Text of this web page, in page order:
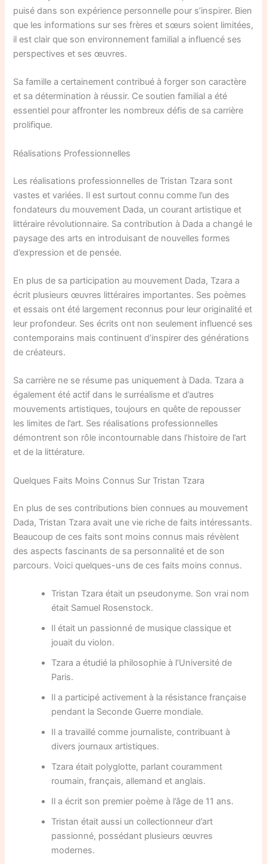
puisé dans son expérience personnelle pour s’inspirer. Bien
que les informations sur ses frères et sœurs soient limitées,
il est clair que son environnement familial a influencé ses
perspectives et ses œuvres.
Sa famille a certainement contribué à forger son caractère
et sa détermination à réussir. Ce soutien familial a été
essentiel pour affronter les nombreux défis de sa carrière
prolifique.
Réalisations Professionnelles
Les réalisations professionnelles de Tristan Tzara sont
vastes et variées. Il est surtout connu comme l’un des
fondateurs du mouvement Dada, un courant artistique et
littéraire révolutionnaire. Sa contribution à Dada a changé le
paysage des arts en introduisant de nouvelles formes
d’expression et de pensée.
En plus de sa participation au mouvement Dada, Tzara a
écrit plusieurs œuvres littéraires importantes. Ses poèmes
et essais ont été largement reconnus pour leur originalité et
leur profondeur. Ses écrits ont non seulement influencé ses
contemporains mais continuent d’inspirer des générations
de créateurs.
Sa carrière ne se résume pas uniquement à Dada. Tzara a
également été actif dans le surréalisme et d’autres
mouvements artistiques, toujours en quête de repousser
les limites de l’art. Ses réalisations professionnelles
démontrent son rôle incontournable dans l’histoire de l’art
et de la littérature.
Quelques Faits Moins Connus Sur Tristan Tzara
En plus de ses contributions bien connues au mouvement
Dada, Tristan Tzara avait une vie riche de faits intéressants.
Beaucoup de ces faits sont moins connus mais révèlent
des aspects fascinants de sa personnalité et de son
parcours. Voici quelques-uns de ces faits moins connus.
Tristan Tzara était un pseudonyme. Son vrai nom
était Samuel Rosenstock.
Il était un passionné de musique classique et
jouait du violon.
Tzara a étudié la philosophie à l’Université de
Paris.
Il a participé activement à la résistance française
pendant la Seconde Guerre mondiale.
Il a travaillé comme journaliste, contribuant à
divers journaux artistiques.
Tzara était polyglotte, parlant couramment
roumain, français, allemand et anglais.
Il a écrit son premier poème à l’âge de 11 ans.
Tristan était aussi un collectionneur d’art
passionné, possédant plusieurs œuvres
modernes.